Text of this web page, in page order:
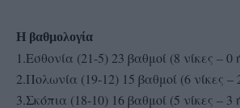
Η βαθμολογία
1.Εσθονία (21-5) 23 βαθμοί (8 νίκες – 0
2.Πολωνία (19-12) 15 βαθμοί (6 νίκες –
3.Σκόπια (18-10) 16 βαθμοί (5 νίκες – 3